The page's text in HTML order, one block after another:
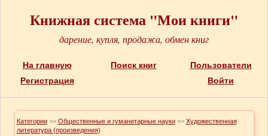
Книжная система "Мои книги"
дарение, купля, продажа, обмен книг
На главную Поиск книг
Пользователи
Регистрация
Войти
Категории >> Общественные и гуманитарные науки >> Художественная
литература (произведения)